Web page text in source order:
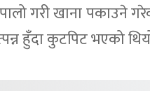
गरी खाना पकाउने
हुँदा कुटपिट भएको